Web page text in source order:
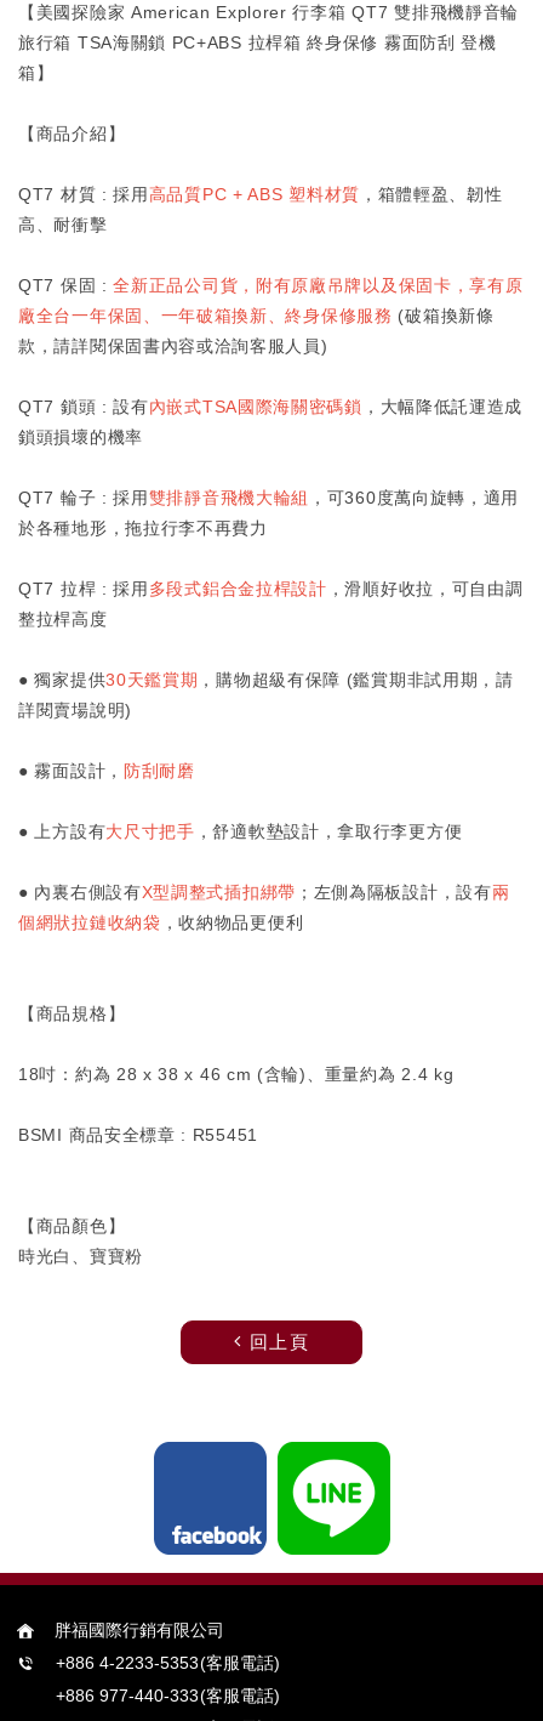
【美國探險家 American Explorer 行李箱 QT7 雙排飛機靜音輪
旅行箱 TSA海關鎖 PC+ABS 拉桿箱 終身保修 霧面防刮 登機
箱】
【商品介紹】
QT7 材質 : 採用高品質PC + ABS 塑料材質 ，箱體輕盈、韌性
高、耐衝擊
QT7 保固 :全新正品公司貨，附有原廠吊牌以及保固卡，享有原
廠全台一年保固、一年破箱換新、終身保修服務 (破箱換新條
款，請詳閱保固書內容或洽詢客服人員)
QT7 鎖頭 : 設有內嵌式TSA國際海關密碼鎖 ，大幅降低託運造成
鎖頭損壞的機率
QT7 輪子 : 採用雙排靜音飛機大輪組 ，可360度萬向旋轉，適用
於各種地形，拖拉行李不再費力
QT7 拉桿 : 採用 多段式鋁合金拉桿設計 ，滑順好收拉，可自由調
整拉桿高度
● 獨家提供30天鑑賞期 ，購物超級有保障 (鑑賞期非試用期，請
詳閱賣場說明)
● 霧面設計， 防刮耐磨
● 上方設有大尺寸把手 ，舒適軟墊設計，拿取行李更方便
● 內裏右側設有X型調整式插扣綁帶 ；左側為隔板設計，設有兩
個網狀拉鏈收納袋 ，收納物品更便利
【商品規格】
18吋：約為 28 x 38 x 46 cm (含輪)、重量約為 2.4 kg
BSMI 商品安全標章 : R55451
【商品顏色】
時光白、寶寶粉
回上頁
胖福國際行銷有限公司
+886 4-2233-5353(客服電話)
+886 977-440-333(客服電話)